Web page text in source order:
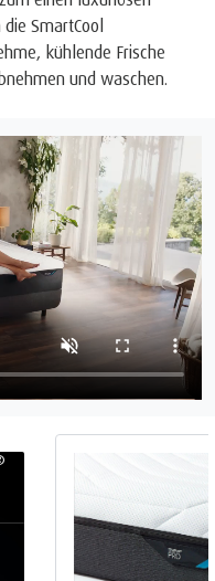
SmartCool
kühlende Frische
und waschen.